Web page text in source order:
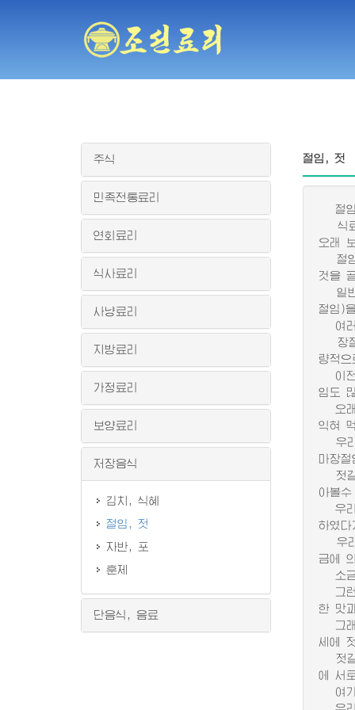
절임, 젓
절임
식료
오래
절임
것을
일반
절임)
여러
장절
량적
이전
임도
오래
익혀
우리
마장
젓갈
아볼
우리
하였
우리
금에
소금
그런
한 맛
그래
세에
젓갈
에 서
여기
주식
민족전통료리
연회료리
식사료리
사냥료리
지방료리
가정료리
보양료리
저장음식
김치, 식혜
절임, 젓
자반, 포
훈제
단음식, 음료